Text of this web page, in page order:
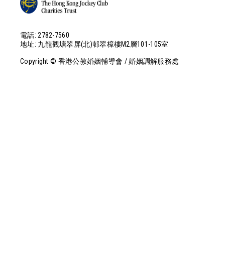
電話: 2782-7560
地址: 九龍觀塘翠屏(北)邨翠樟樓M2層101-105室
Copyright © 香港公教婚姻輔導會 / 婚姻調解服務處